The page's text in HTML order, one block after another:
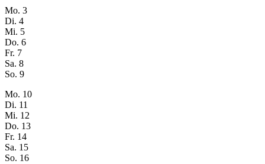
Mo. 3
Di. 4
Mi. 5
Do. 6
Fr. 7
Sa. 8
So. 9
Mo. 10
Di. 11
Mi. 12
Do. 13
Fr. 14
Sa. 15
So. 16